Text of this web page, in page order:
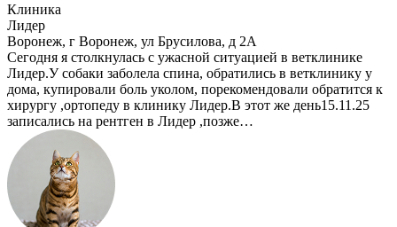
Клиника
Лидер
Воронеж, г Воронеж, ул Брусилова, д 2А
Сегодня я столкнулась с ужасной ситуацией в ветклинике
Лидер.У собаки заболела спина, обратились в ветклинику у
дома, купировали боль уколом, порекомендовали обратится к
хирургу ,ортопеду в клинику Лидер.В этот же день15.11.25
записались на рентген в Лидер ,позже…